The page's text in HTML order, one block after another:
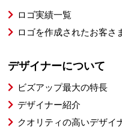
ロゴ実績一覧
ロゴを作成されたお客さ
デザイナーについて
ビズアップ最大の特長
デザイナー紹介
クオリティの高いデザイ